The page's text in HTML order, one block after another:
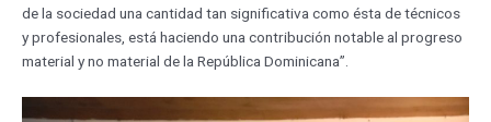
de la sociedad una cantidad tan significativa como ésta de técnicos
y profesionales, está haciendo una contribución notable al progreso
material y no material de la República Dominicana”.